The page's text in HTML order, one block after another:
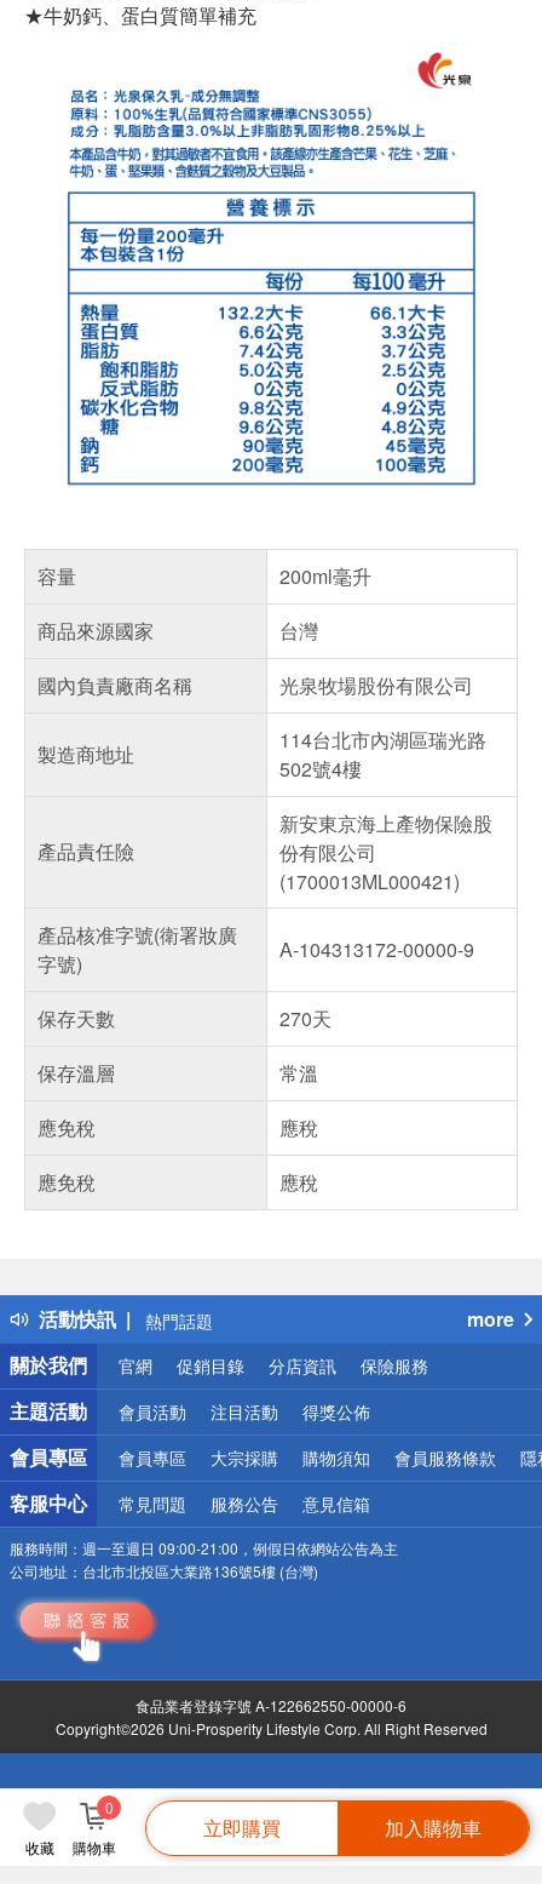
收藏 購物車
0
立即購買 加入購物車
★牛奶鈣、蛋白質簡單補充
容量
200ml毫升
商品來源國家
台灣
國內負責廠商名稱
光泉牧場股份有限公司
製造商地址
114台北市內湖區瑞光路
502號4樓
產品責任險
新安東京海上產物保險股
份有限公司
(1700013ML000421)
產品核准字號(衛署妝廣
字號)
A-104313172-00000-9
保存天數
270天
保存溫層
常溫
應免稅
應稅
應免稅
應稅
活動快訊
得獎公告
熱門話題
銀行優惠
偏遠地區配送
詐騙網頁！請小心！
more
關於我們
官網 促銷目錄 分店資訊 保險服務
主題活動 會員活動 注目活動 得獎公佈
會員專區 會員專區 大宗採購 購物須知 會員服務條款 隱
客服中心 常見問題 服務公告 意見信箱
服務時間： 週一至週日 09:00-21:00，例假日依網站公告為主
公司地址： 台北市北投區大業路136號5樓 (台灣)
食品業者登錄字號 A-122662550-00000-6
Copyright©2026 Uni-Prosperity Lifestyle Corp. All Right Reserved